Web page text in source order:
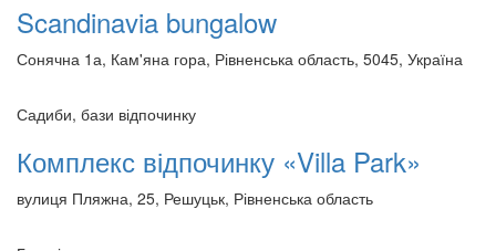
Scandinavia bungalow
Сонячна 1а, Кам'яна гора, Рівненська область, 5045, Україна
Садиби, бази відпочинку
Комплекс відпочинку «Villa Park»
вулиця Пляжна, 25, Решуцьк, Рівненська область